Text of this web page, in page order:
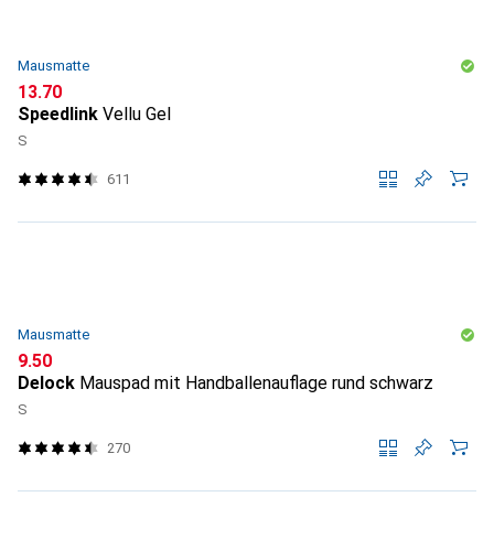
Mausmatte
CHF
13.70
Speedlink Vellu Gel
S
611
Mausmatte
CHF
9.50
Delock Mauspad mit Handballenauflage rund schwarz
S
270